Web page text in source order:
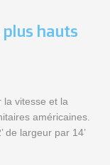
hauts
la vitesse et la
américaines.
de largeur par 14’